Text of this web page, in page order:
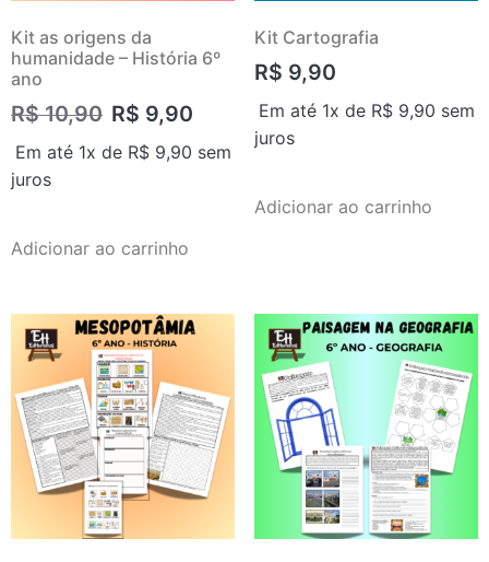
Kit as origens da
humanidade – História 6º
ano
R$10,90 R$ 9,90
Em até 1x de R$ 9,90 sem
juros
Adicionar ao carrinho
Kit Cartografia
R$ 9,90
Em até 1x de R$9,90 sem
juros
Adicionar ao carrinho